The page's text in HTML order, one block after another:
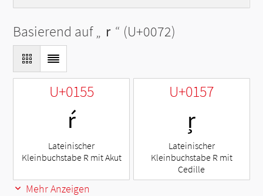
Basierend auf „ r “ (U+0072)
U+0155
ŕ
Lateinischer
Kleinbuchstabe R mit Akut
U+0157
ŗ
Lateinischer
Kleinbuchstabe R mit
Cedille
Mehr Anzeigen